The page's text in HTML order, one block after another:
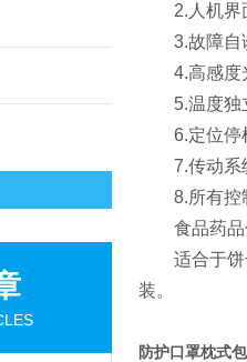
2.人机界面
3.故障自诊
4.高感度光
5.温度独立
6.定位停机
7.传动系统
8.所有控制
食品药品
适合于饼干
装。
防护口罩枕式